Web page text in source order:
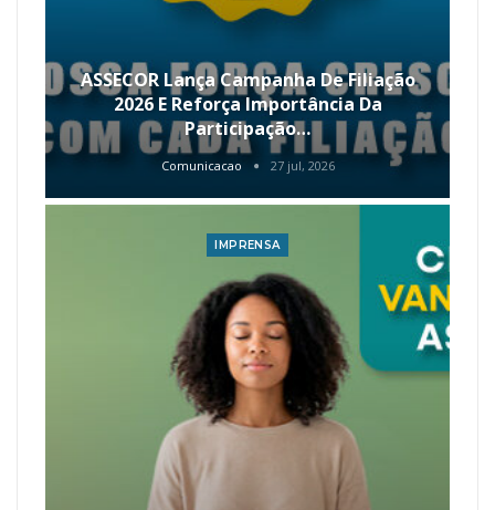
ASSECOR Lança Campanha De Filiação
2026 E Reforça Importância Da
Participação…
Comunicacao 27 jul, 2026
IMPRENSA